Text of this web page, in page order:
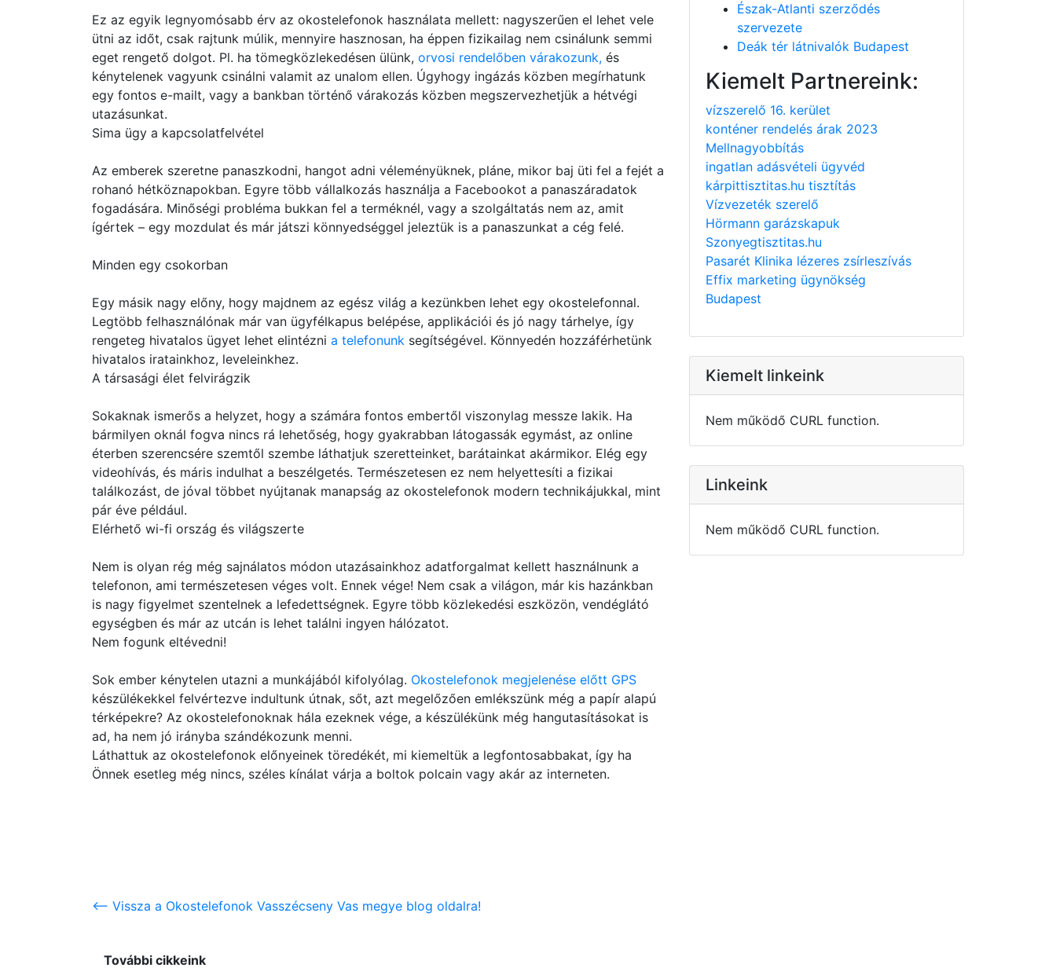
Ez az egyik legnyomósabb érv az okostelefonok használata mellett: nagyszerűen el lehet vele
ütni az időt, csak rajtunk múlik, mennyire hasznosan, ha éppen fizikailag nem csinálunk semmi
eget rengető dolgot. Pl. ha tömegközlekedésen ülünk, orvosi rendelőben várakozunk, és
kénytelenek vagyunk csinálni valamit az unalom ellen. Úgyhogy ingázás közben megírhatunk
egy fontos e-mailt, vagy a bankban történő várakozás közben megszervezhetjük a hétvégi
utazásunkat.
Sima ügy a kapcsolatfelvétel
Az emberek szeretne panaszkodni, hangot adni véleményüknek, pláne, mikor baj üti fel a fejét a
rohanó hétköznapokban. Egyre több vállalkozás használja a Facebookot a panaszáradatok
fogadására. Minőségi probléma bukkan fel a terméknél, vagy a szolgáltatás nem az, amit
ígértek – egy mozdulat és már játszi könnyedséggel jeleztük is a panaszunkat a cég felé.
Minden egy csokorban
Egy másik nagy előny, hogy majdnem az egész világ a kezünkben lehet egy okostelefonnal.
Legtöbb felhasználónak már van ügyfélkapus belépése, applikációi és jó nagy tárhelye, így
rengeteg hivatalos ügyet lehet elintézni a telefonunk segítségével. Könnyedén hozzáférhetünk
hivatalos iratainkhoz, leveleinkhez.
A társasági élet felvirágzik
Sokaknak ismerős a helyzet, hogy a számára fontos embertől viszonylag messze lakik. Ha
bármilyen oknál fogva nincs rá lehetőség, hogy gyakrabban látogassák egymást, az online
éterben szerencsére szemtől szembe láthatjuk szeretteinket, barátainkat akármikor. Elég egy
videohívás, és máris indulhat a beszélgetés. Természetesen ez nem helyettesíti a fizikai
találkozást, de jóval többet nyújtanak manapság az okostelefonok modern technikájukkal, mint
pár éve például.
Elérhető wi-fi ország és világszerte
Nem is olyan rég még sajnálatos módon utazásainkhoz adatforgalmat kellett használnunk a
telefonon, ami természetesen véges volt. Ennek vége! Nem csak a világon, már kis hazánkban
is nagy figyelmet szentelnek a lefedettségnek. Egyre több közlekedési eszközön, vendéglátó
egységben és már az utcán is lehet találni ingyen hálózatot.
Nem fogunk eltévedni!
Sok ember kénytelen utazni a munkájából kifolyólag. Okostelefonok megjelenése előtt GPS
készülékekkel felvértezve indultunk útnak, sőt, azt megelőzően emlékszünk még a papír alapú
térképekre? Az okostelefonoknak hála ezeknek vége, a készülékünk még hangutasításokat is
ad, ha nem jó irányba szándékozunk menni.
Láthattuk az okostelefonok előnyeinek töredékét, mi kiemeltük a legfontosabbakat, így ha
Önnek esetleg még nincs, széles kínálat várja a boltok polcain vagy akár az interneten.
<-- Vissza a Okostelefonok Vasszécseny Vas megye blog oldalra!
További cikkeink
Észak-Atlanti szerződés
szervezete
Deák tér látnivalók Budapest
Kiemelt Partnereink:
vízszerelő 16. kerület
konténer rendelés árak 2023
Mellnagyobbítás
ingatlan adásvételi ügyvéd
kárpittisztitas.hu tisztítás
Vízvezeték szerelő
Hörmann garázskapuk
Szonyegtisztitas.hu
Pasarét Klinika lézeres zsírleszívás
Effix marketing ügynökség
Budapest
Kiemelt linkeink
Nem működő CURL function.
Linkeink
Nem működő CURL function.